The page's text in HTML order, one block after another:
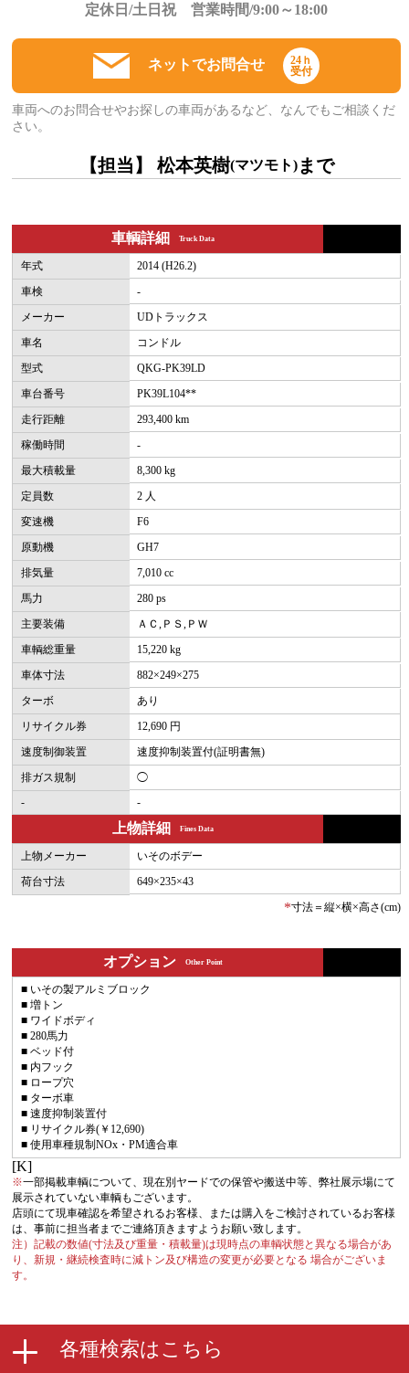
定休日/土日祝 営業時間/9:00～18:00
ネットでお問合せ
24ｈ
受付
車両へのお問合せやお探しの車両があるなど、なんでもご相談くだ
さい。
【担当】 松本英樹(マツモト)まで
車輌詳細 Truck Data
年式
2014 (H26.2)
車検
-
メーカー
UDトラックス
車名
コンドル
型式
QKG-PK39LD
車台番号
PK39L104**
走行距離
293,400 km
稼働時間
-
最大積載量
8,300 kg
定員数
2 人
変速機
F6
原動機
GH7
排気量
7,010 cc
馬力
280 ps
主要装備
ＡＣ,ＰＳ,ＰＷ
車輌総重量
15,220 kg
車体寸法
882×249×275
ターボ
あり
リサイクル券
12,690 円
速度制御装置
速度抑制装置付(証明書無)
排ガス規制
◯
-
-
上物詳細 Fines Data
上物メーカー
いそのボデー
荷台寸法
649×235×43
*寸法＝縦×横×高さ(cm)
オプション Other Point
■ いその製アルミブロック
■ 増トン
■ ワイドボディ
■ 280馬力
■ ベッド付
■ 内フック
■ ロープ穴
■ ターボ車
■ 速度抑制装置付
■ リサイクル券(￥12,690)
■ 使用車種規制NOx・PM適合車
[K]
※一部掲載車輌について、現在別ヤードでの保管や搬送中等、弊社展示場にて
展示されていない車輌もございます。
店頭にて現車確認を希望されるお客様、または購入をご検討されているお客様
は、事前に担当者までご連絡頂きますようお願い致します。
注）記載の数値(寸法及び重量・積載量)は現時点の車輌状態と異なる場合があ
り、新規・継続検査時に減トン及び構造の変更が必要となる 場合がございま
す。